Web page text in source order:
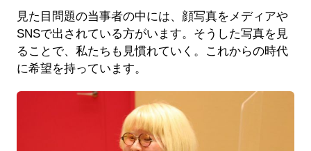
見た目問題の当事者の中には、顔写真をメディアや
SNSで出されている方がいます。そうした写真を見
ることで、私たちも見慣れていく。これからの時代
に希望を持っています。